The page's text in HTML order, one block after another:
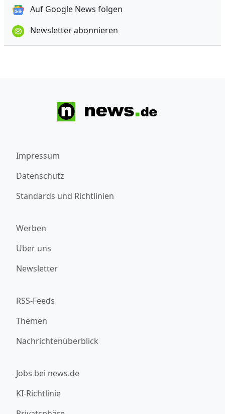
Auf Google News folgen
Newsletter abonnieren
Impressum
Datenschutz
Standards und Richtlinien
Werben
Über uns
Newsletter
RSS-Feeds
Themen
Nachrichtenüberblick
Jobs bei news.de
KI-Richtlinie